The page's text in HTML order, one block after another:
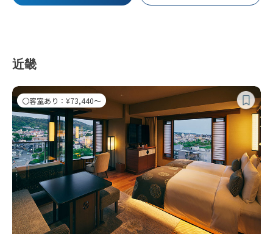
近畿
〇客室あり：¥73,440～